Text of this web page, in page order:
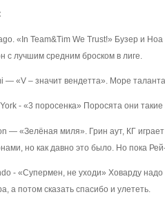
«In Team&Tim We Trust!» Бузер и
с лучшим средним броском в лиге.
— «V – значит вендетта». Море
- «3 поросенка» Поросята они
— «Зелёная миля». Грин аут, КГ
но как давно это было. Но пока
- «Супермен, не уходи» Ховарду
а потом сказать спасибо и улететь.